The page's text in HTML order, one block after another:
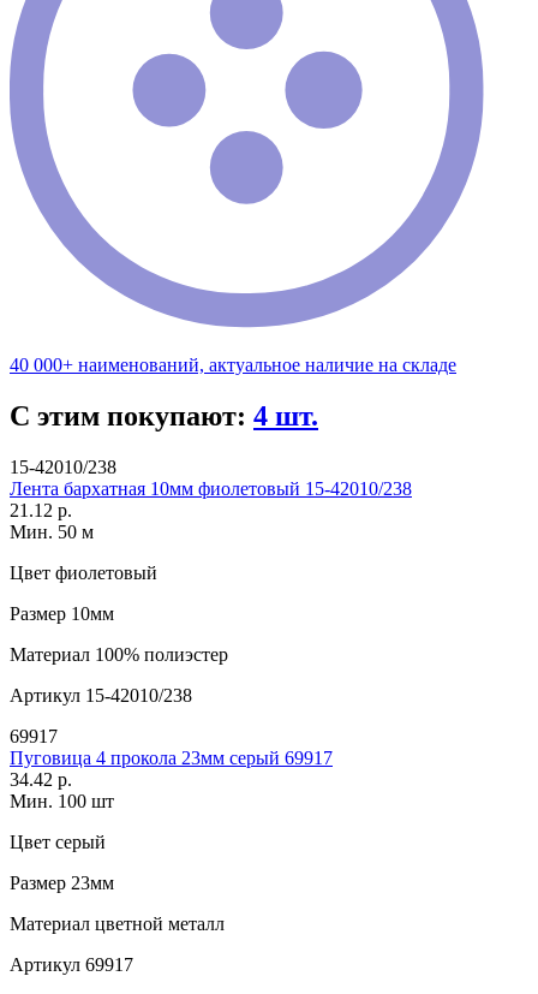
40 000+ наименований, актуальное наличие на складе
С этим покупают: 4 шт.
15-42010/238
Лента бархатная 10мм фиолетовый 15-42010/238
21.12 р.
Мин. 50 м
Цвет фиолетовый
Размер 10мм
Материал 100% полиэстер
Артикул 15-42010/238
69917
Пуговица 4 прокола 23мм серый 69917
34.42 р.
Мин. 100 шт
Цвет серый
Размер 23мм
Материал цветной металл
Артикул 69917